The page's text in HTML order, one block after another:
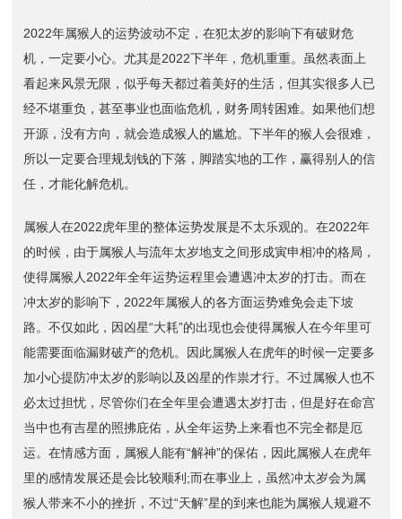
2022年属猴人的运势波动不定，在犯太岁的影响下有破财危
机，一定要小心。尤其是2022下半年，危机重重。虽然表面上
看起来风景无限，似乎每天都过着美好的生活，但其实很多人已
经不堪重负，甚至事业也面临危机，财务周转困难。如果他们想
开源，没有方向，就会造成猴人的尴尬。下半年的猴人会很难，
所以一定要合理规划钱的下落，脚踏实地的工作，赢得别人的信
任，才能化解危机。
属猴人在2022虎年里的整体运势发展是不太乐观的。在2022年
的时候，由于属猴人与流年太岁地支之间形成寅申相冲的格局，
使得属猴人2022年全年运势运程里会遭遇冲太岁的打击。而在
冲太岁的影响下，2022年属猴人的各方面运势难免会走下坡
路。不仅如此，因凶星“大耗”的出现也会使得属猴人在今年里可
能需要面临漏财破产的危机。因此属猴人在虎年的时候一定要多
加小心提防冲太岁的影响以及凶星的作祟才行。不过属猴人也不
必太过担忧，尽管你们在全年里会遭遇太岁打击，但是好在命宫
当中也有吉星的照拂庇佑，从全年运势上来看也不完全都是厄
运。在情感方面，属猴人能有“解神”的保佑，因此属猴人在虎年
里的感情发展还是会比较顺利;而在事业上，虽然冲太岁会为属
猴人带来不小的挫折，不过“天解”星的到来也能为属猴人规避不